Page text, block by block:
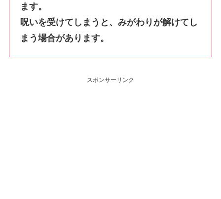
ます。
呪いを受けてしまうと、みがわりが解けてし
まう場合があります。
スポンサーリンク